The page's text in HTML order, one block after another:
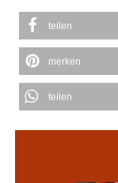
teilen
merken
teilen